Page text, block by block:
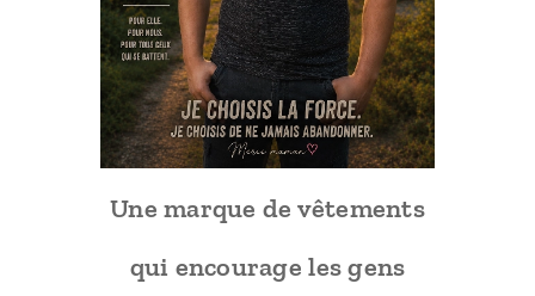
Une marque de vêtements
qui encourage les gens